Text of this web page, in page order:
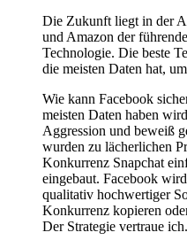
Die Zukunft liegt in der
und Amazon der
Technologie. Die beste
die meisten Daten hat,
Wie kann Facebook
meisten Daten haben
Aggression und beweiß
wurden zu lächerlichen
Konkurrenz Snapchat
eingebaut. Facebook
qualitativ hochwertiger
Konkurrenz kopieren
Der Strategie vertraue ich.